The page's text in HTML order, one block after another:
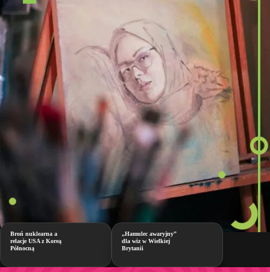
Broń nuklearna a
relacje USA z Koreą
Północną
„Hamulec awaryjny”
dla wiz w Wielkiej
Brytanii